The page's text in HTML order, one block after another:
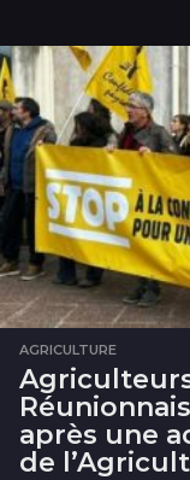
AGRICULTURE
après une
de